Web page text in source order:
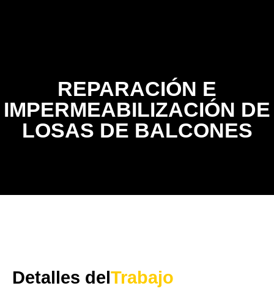
REPARACIÓN E
IMPERMEABILIZACIÓN DE
LOSAS DE BALCONES
Detalles delTrabajo